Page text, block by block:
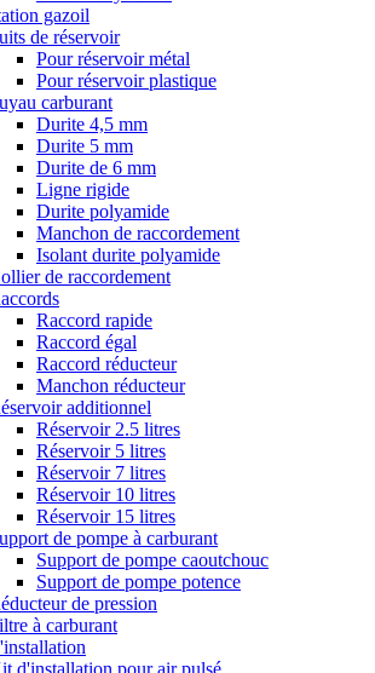
gazoil
de réservoir
Pour réservoir métal
Pour réservoir plastique
carburant
Durite 4,5 mm
Durite 5 mm
Durite de 6 mm
Ligne rigide
Durite polyamide
Manchon de raccordement
Isolant durite polyamide
de raccordement
Raccord rapide
Raccord égal
Raccord réducteur
Manchon réducteur
additionnel
Réservoir 2.5 litres
Réservoir 5 litres
Réservoir 7 litres
Réservoir 10 litres
Réservoir 15 litres
de pompe à carburant
Support de pompe caoutchouc
Support de pompe potence
de pression
à carburant
d'installation pour air pulsé